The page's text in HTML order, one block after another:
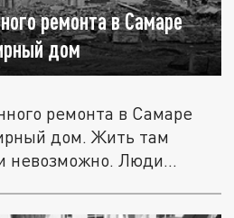
ремонта в Самаре
дом
ремонта в Самаре
дом. Жить там
невозможно. Люди...